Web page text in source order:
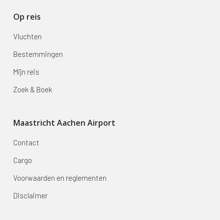
Op reis
Vluchten
Bestemmingen
Mijn reis
Zoek & Boek
Maastricht Aachen Airport
Contact
Cargo
Voorwaarden en reglementen
Disclaimer